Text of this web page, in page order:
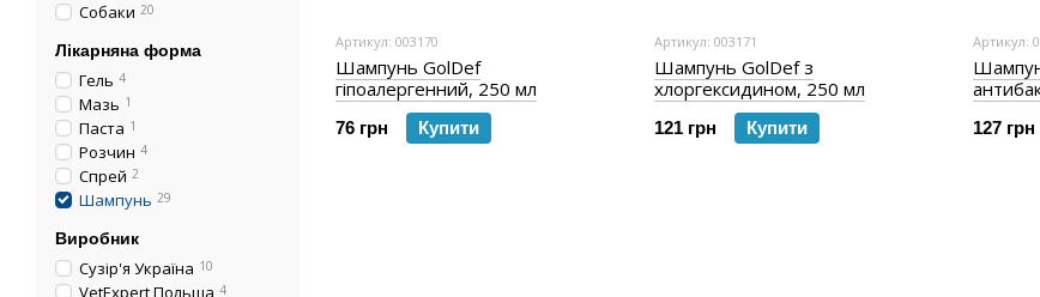
Артикул: 003170
Шампунь GolDef
гіпоалергенний, 250 мл
76 грн Купити
Артикул: 003171
Шампунь GolDef з
хлоргексидином, 250 мл
121 грн Купити
Артикул:
127 грн
Собаки 20
Лікарняна форма
Гель 4
Мазь 1
Паста 1
Розчин 4
Спрей 2
Шампунь 29
Виробник
Сузір'я Україна 10
VetExpert Польща 4